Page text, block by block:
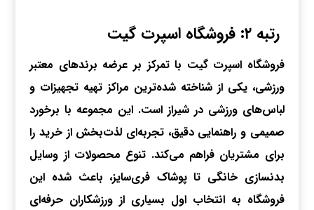
رتبه ۲: فروشگاه اسپرت گیت
فروشگاه اسپرت گیت با تمرکز بر عرضه برندهای معتبر
ورزشی، یکی از شناخته‌ شده‌ترین مراکز تهیه تجهیزات و
لباس‌های ورزشی در شیراز است. این مجموعه با برخورد
صمیمی و راهنمایی دقیق، تجربه‌ای لذت‌بخش از خرید را
برای مشتریان فراهم می‌کند. تنوع محصولات از وسایل
بدنسازی خانگی تا پوشاک فری‌سایز، باعث شده این
فروشگاه به انتخاب اول بسیاری از ورزشکاران حرفه‌ای